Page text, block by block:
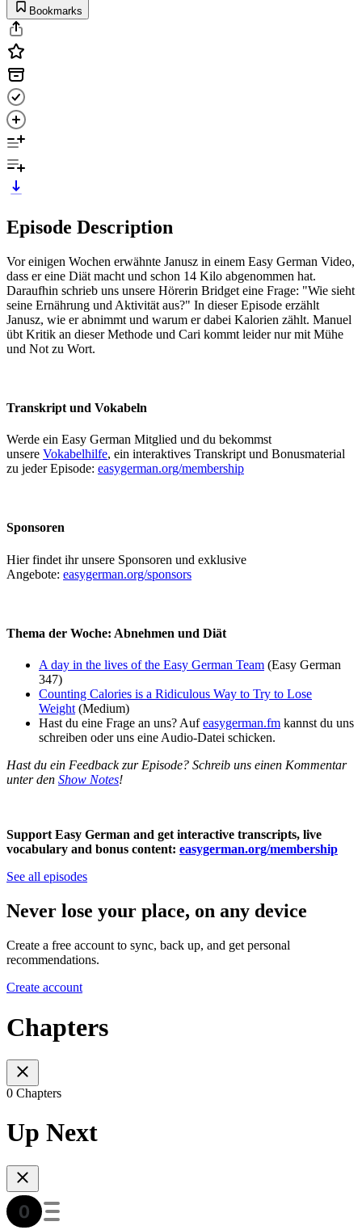
Bookmarks
Episode Description
Vor einigen Wochen erwähnte Janusz in einem Easy German Video,
dass er eine Diät macht und schon 14 Kilo abgenommen hat.
Daraufhin schrieb uns unsere Hörerin Bridget eine Frage: "Wie sieht
seine Ernährung und Aktivität aus?" In dieser Episode erzählt
Janusz, wie er abnimmt und warum er dabei Kalorien zählt. Manuel
übt Kritik an dieser Methode und Cari kommt leider nur mit Mühe
und Not zu Wort.
Transkript und Vokabeln
Werde ein Easy German Mitglied und du bekommst
unsere Vokabelhilfe, ein interaktives Transkript und Bonusmaterial
zu jeder Episode: easygerman.org/membership
Sponsoren
Hier findet ihr unsere Sponsoren und exklusive
Angebote: easygerman.org/sponsors
Thema der Woche: Abnehmen und Diät
A day in the lives of the Easy German Team (Easy German
347)
Counting Calories is a Ridiculous Way to Try to Lose
Weight (Medium)
Hast du eine Frage an uns? Aufeasygerman.fm kannst du uns
schreiben oder uns eine Audio-Datei schicken.
Hast du ein Feedback zur Episode? Schreib uns einen Kommentar
unter den Show Notes!
Support Easy German and get interactive transcripts, live
vocabulary and bonus content: easygerman.org/membership
See all episodes
Never lose your place, on any device
Create a free account to sync, back up, and get personal
recommendations.
Create account
Chapters
0 Chapters
Up Next